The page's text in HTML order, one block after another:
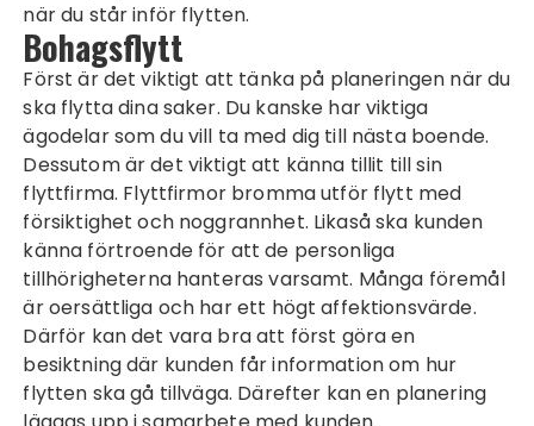
när du står inför flytten.
Bohagsflytt
Först är det viktigt att tänka på planeringen när du
ska flytta dina saker. Du kanske har viktiga
ägodelar som du vill ta med dig till nästa boende.
Dessutom är det viktigt att känna tillit till sin
flyttfirma. Flyttfirmor bromma utför flytt med
försiktighet och noggrannhet. Likaså ska kunden
känna förtroende för att de personliga
tillhörigheterna hanteras varsamt. Många föremål
är oersättliga och har ett högt affektionsvärde.
Därför kan det vara bra att först göra en
besiktning där kunden får information om hur
flytten ska gå tillväga. Därefter kan en planering